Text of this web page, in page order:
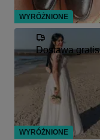
Dostawa gratis
WYRÓŻNIONE
WYRÓŻNIONE